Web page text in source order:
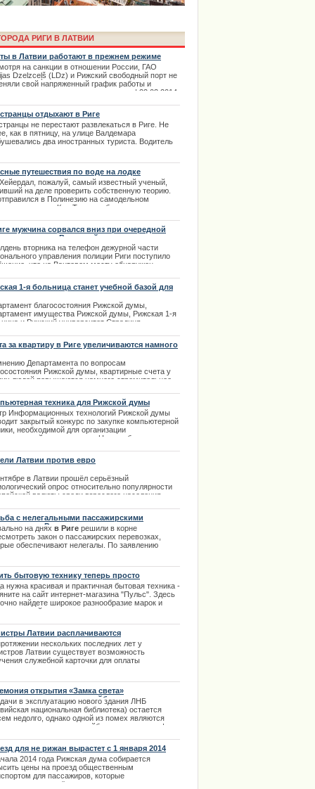
Laima Voice пройдет онлайн в
Вайкуле
Rendezvous Jūrmala будет
в Риге с автошколой
к поклонникам
Rendezvous Jūrmala
РИГИ В ЛАТВИИ
в Латвии работают в прежнем режиме
на санкции в отношении России, ГАО
Dzelzceļš (LDz) и Рижский свободный порт не
свой напряженный график работы и
трудиться в прежнем темпе. | 22.03.2014
отдыхают в Риге
не перестают развлекаться в Риге. Не
как в пятницу, на улице Валдемара
два иностранных туриста. Водитель
путешествия по воде на лодке
пожалуй, самый известный ученый,
на деле проверить собственную теорию.
в Полинезию на самодельном
плоту «Кон-Тики» из бальзовых
мужчина сорвался вниз при очередной
покорить Вантовый мост.
вторника на телефон дежурной части
управления полиции Риги поступило
что на Вантовом мосту обнаружен
прямиком к вантам.
1-я больница станет учебной базой для
благосостояния Рижской думы,
имущества Рижской думы, Рижская 1-я
и Рижский университет Страдиня
базой для студентов и резидентов Рижского
Страдиня.
за квартиру в Риге увеличиваются намного
чем доходы
Департамента по вопросам
Рижской думы, квартирные счета у
людей повышаются намного стремительнее,
техника для Рижской думы
Информационных технологий Рижской думы
закрытый конкурс по закупке компьютерной
необходимой для организации
деятельности. На приобретение
Латвии против евро
в Латвии прошёл серьёзный
опрос относительно популярности
валюты среди взрослого населения
согласны с переходом на евро в 2014 году.
этом 52 процента всё же высказывались
с нелегальными пассажирскими
в Риге.
на днях в Риге решили в корне
закон о пассажирских перевозках,
обеспечивают нелегалы. По заявлению
местными водителями. | 06.08.2013
бытовую технику теперь просто
нужна красивая и практичная бытовая техника -
на сайт интернет-магазина "Пульс". Здесь
найдете широкое разнообразие марок и
а так же всю технику, которую вы
Латвии расплачиваются
кредитками
нескольких последних лет у
Латвии существует возможность
служебной карточки для оплаты
попали к журналистам. | 21.02.2014
открытия «Замка света»
«из-за троллейбусов»
в эксплуатацию нового здания ЛНБ
национальная библиотека) остается
недолго, однако одной из помех являются
опоры для троллейбусных проводов. |
для не рижан вырастет с 1 января 2014
2014 года Рижская дума собирается
цены на проезд общественным
для пассажиров, которые
своё место жительства за